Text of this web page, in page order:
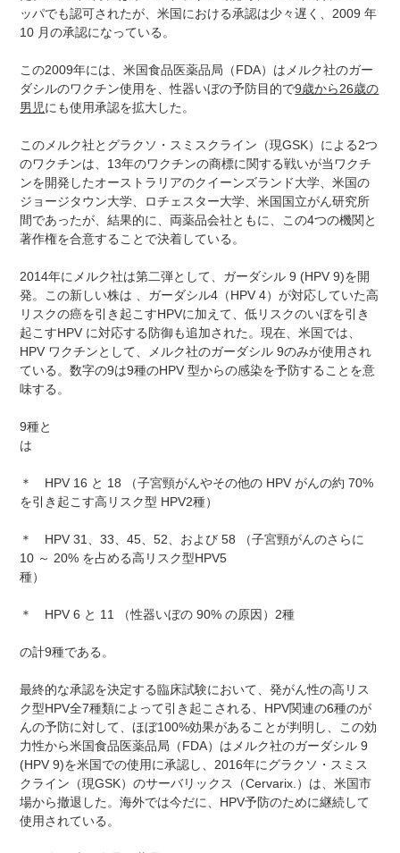
ッパでも認可されたが、米国における承認は少々遅く、2009 年
10 月の承認になっている。
この2009年には、米国食品医薬品局（FDA）はメルク社のガー
ダシルのワクチン使用を、性器いぼの予防目的で9歳から26歳の
男児にも使用承認を拡大した。
このメルク社とグラクソ・スミスクライン（現GSK）による2つ
のワクチンは、13年のワクチンの商標に関する戦いが当ワクチ
ンを開発したオーストラリアのクイーンズランド大学、米国の
ジョージタウン大学、ロチェスター大学、米国国立がん研究所
間であったが、結果的に、両薬品会社ともに、この4つの機関と
著作権を合意することで決着している。
2014年にメルク社は第二弾として、ガーダシル 9 (HPV 9)を開
発。この新しい株は 、ガーダシル4（HPV 4）が対応していた高
リスクの癌を引き起こすHPVに加えて、低リスクのいぼを引き
起こすHPV に対応する防御も追加された。現在、米国では、
HPV ワクチンとして、メルク社のガーダシル 9のみが使用され
ている。数字の9は9種のHPV 型からの感染を予防することを意
味する。
9種と
＊ HPV 16 と 18 （子宮頸がんやその他の HPV がんの約 70%
を引き起こす高リスク型 HPV2種）
＊ HPV 31、33、45、52、および 58 （子宮頸がんのさらに
10 ～ 20% を占める高リスク型HPV5
種
＊ HPV 6 と 11 （性器いぼの 90% の原因）2種
の計9種である。
最終的な承認を決定する臨床試験において、発がん性の高リス
ク型HPV全7種類によって引き起こされる、HPV関連の6種のが
んの予防に対して、ほぼ100%効果があることが判明し、この効
力性から米国食品医薬品局（FDA）はメルク社のガーダシル 9
(HPV 9)を米国での使用に承認し、2016年にグラクソ・スミス
クライン（現GSK）のサーバリックス（Cervarix.）は、米国市
場から撤退した。海外では今だに、HPV予防のために継続して
使用されている。